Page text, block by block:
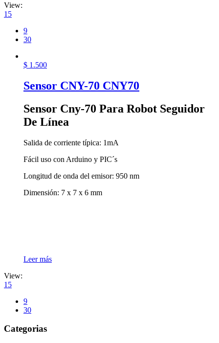
View:
15
9
30
$ 1.500
Sensor CNY-70 CNY70
Sensor Cny-70 Para Robot Seguidor
De Línea
Salida de corriente típica: 1mA
Fácil uso con Arduino y PIC´s
Longitud de onda del emisor: 950 nm
Dimensión: 7 x 7 x 6 mm
Leer más
View:
15
9
30
Categorias